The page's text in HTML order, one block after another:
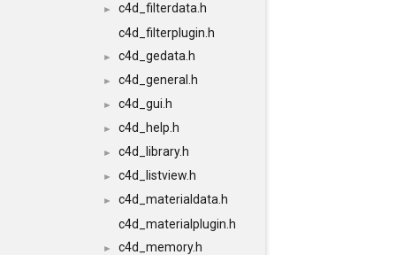
►
c4d_filterdata.h
c4d_filterplugin.h
► c4d_gedata.h
► c4d_general.h
► c4d_gui.h
► c4d_help.h
► c4d_library.h
► c4d_listview.h
►
c4d_materialdata.h
c4d_materialplugin.h
► c4d_memory.h